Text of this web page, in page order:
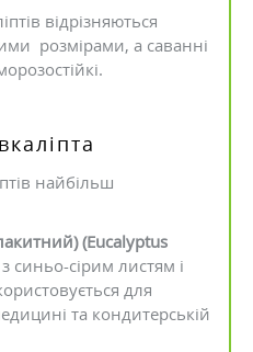
відрізняються
розмірами, а саванні
найбільш
(Eucalyptus
синьо-сірим листям і
для
та кондитерській